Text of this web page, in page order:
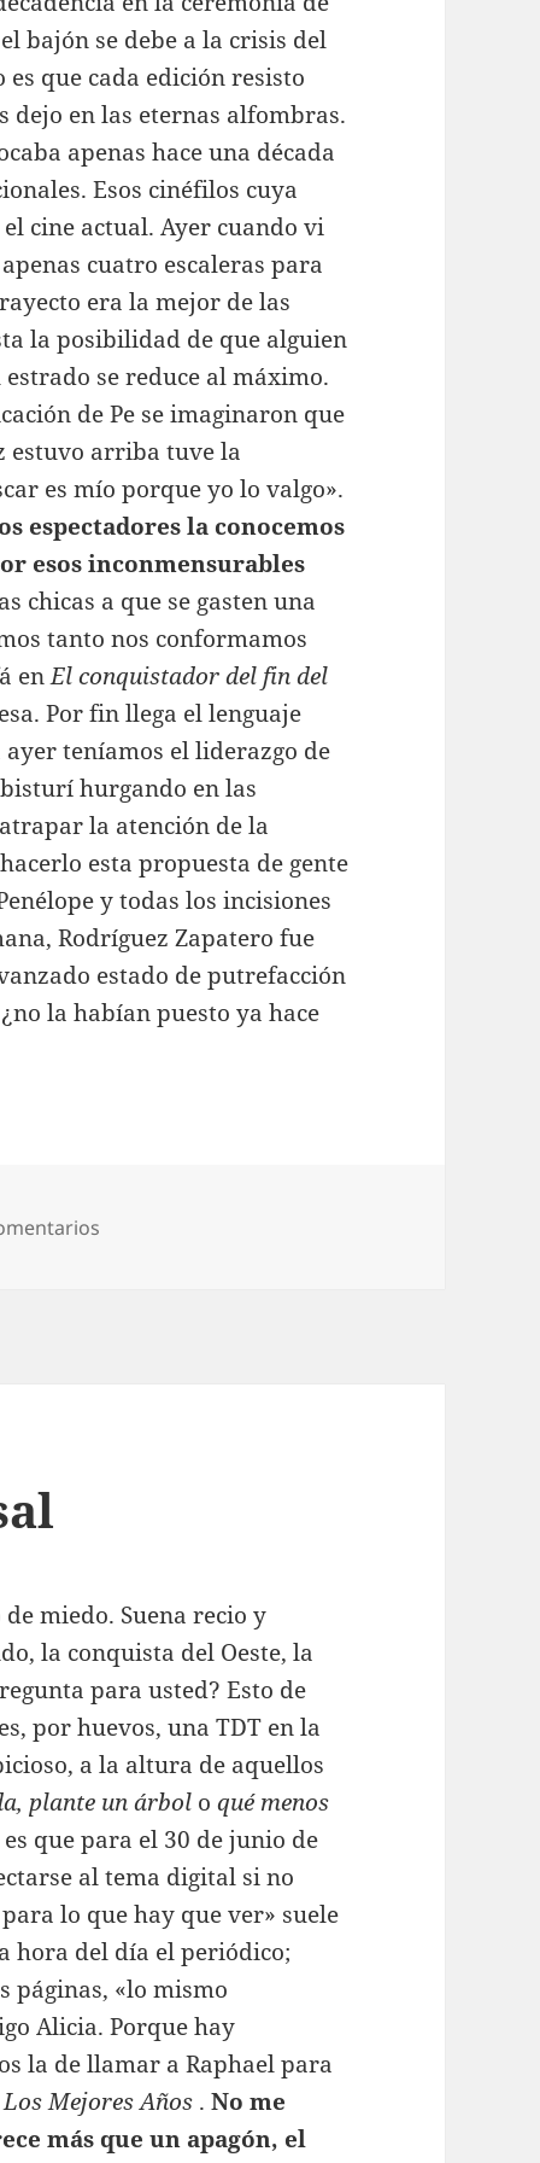
bajón se debe a la crisis del
que cada edición resisto
dejo en las eternas alfombras.
apenas hace una década
Esos cinéfilos cuya
cine actual. Ayer cuando vi
cuatro escaleras para
era la mejor de las
la posibilidad de que alguien
se reduce al máximo.
de Pe se imaginaron que
estuvo arriba tuve la
es mío porque yo lo valgo».
espectadores la conocemos
esos inconmensurables
chicas a que se gasten una
tanto nos conformamos
enEl conquistador del fin del
Por fin llega el lenguaje
teníamos el liderazgo de
hurgando en las
la atención de la
esta propuesta de gente
y todas los incisiones
Rodríguez Zapatero fue
estado de putrefacción
la habían puesto ya hace
miedo. Suena recio y
la conquista del Oeste, la
para usted? Esto de
por huevos, una TDT en la
a la altura de aquellos
plante un árbol oqué menos
es que para el 30 de junio de
al tema digital si no
lo que hay que ver» suele
hora del día el periódico;
páginas, «lo mismo
Alicia. Porque hay
la de llamar a Raphael para
Los Mejores Años .No me
más que un apagón, el